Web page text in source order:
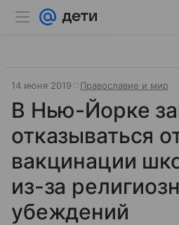
14 июня 2019 Православие и мир
В Нью-Йорке
отказываться
вакцинации
из-за
убеждений